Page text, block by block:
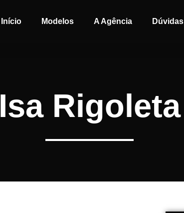
Início Modelos A Agência Dúvidas
Isa Rigoleta